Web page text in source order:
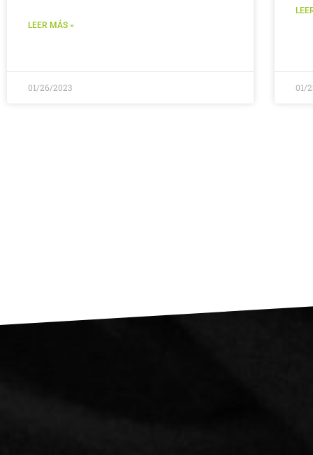
LEER MÁS »
01/26/2023 01/